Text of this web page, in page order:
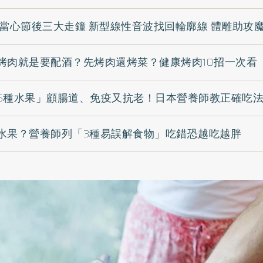
心節後三大走鐘 新型線性音波找回輪廓線 體雕助攻
肉就是要配酒？先烤肉還烤菜？健康烤肉10招一次看
水果」顧腸道、免疫又抗老！日本營養師教正確吃法
果？營養師列「3種易誤解食物」吃錯恐越吃越胖